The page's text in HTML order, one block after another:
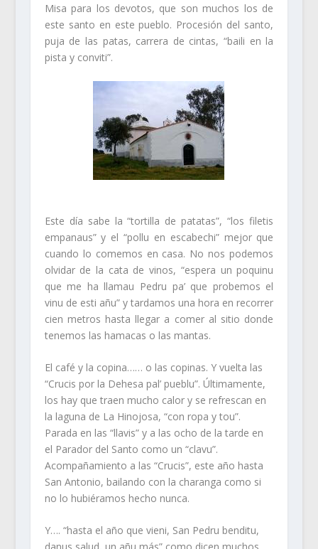
Misa para los devotos, que son muchos los de
este santo en este pueblo. Procesión del santo,
puja de las patas, carrera de cintas, “baili en la
pista y conviti”.
Este día sabe la “tortilla de patatas”, “los filetis
empanaus” y el “pollu en escabechi” mejor que
cuando lo comemos en casa. No nos podemos
olvidar de la cata de vinos, “espera un poquinu
que me ha llamau Pedru pa’ que probemos el
vinu de esti añu” y tardamos una hora en recorrer
cien metros hasta llegar a comer al sitio donde
tenemos las hamacas o las mantas.
El café y la copina…… o las copinas. Y vuelta las
“Crucis por la Dehesa pal’ pueblu”. Últimamente,
los hay que traen mucho calor y se refrescan en
la laguna de La Hinojosa, “con ropa y tou”.
Parada en las “llavis” y a las ocho de la tarde en
el Parador del Santo como un “clavu”.
Acompañamiento a las “Crucis”, este año hasta
San Antonio, bailando con la charanga como si
no lo hubiéramos hecho nunca.
Y…. “hasta el año que vieni, San Pedru benditu,